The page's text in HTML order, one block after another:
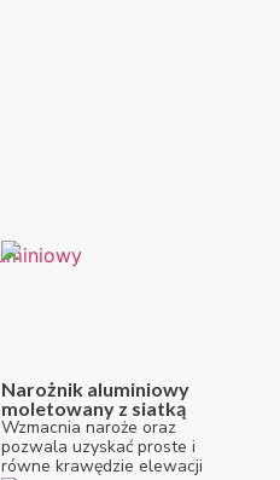
Narożnik aluminiowy
moletowany z siatką
Wzmacnia naroże oraz
pozwala uzyskać proste i
równe krawędzie elewacji